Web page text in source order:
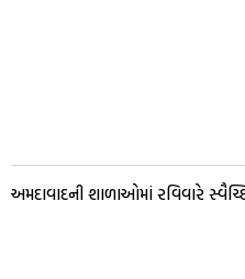
અમદાવાદની શાળાઓમાં રવિવારે